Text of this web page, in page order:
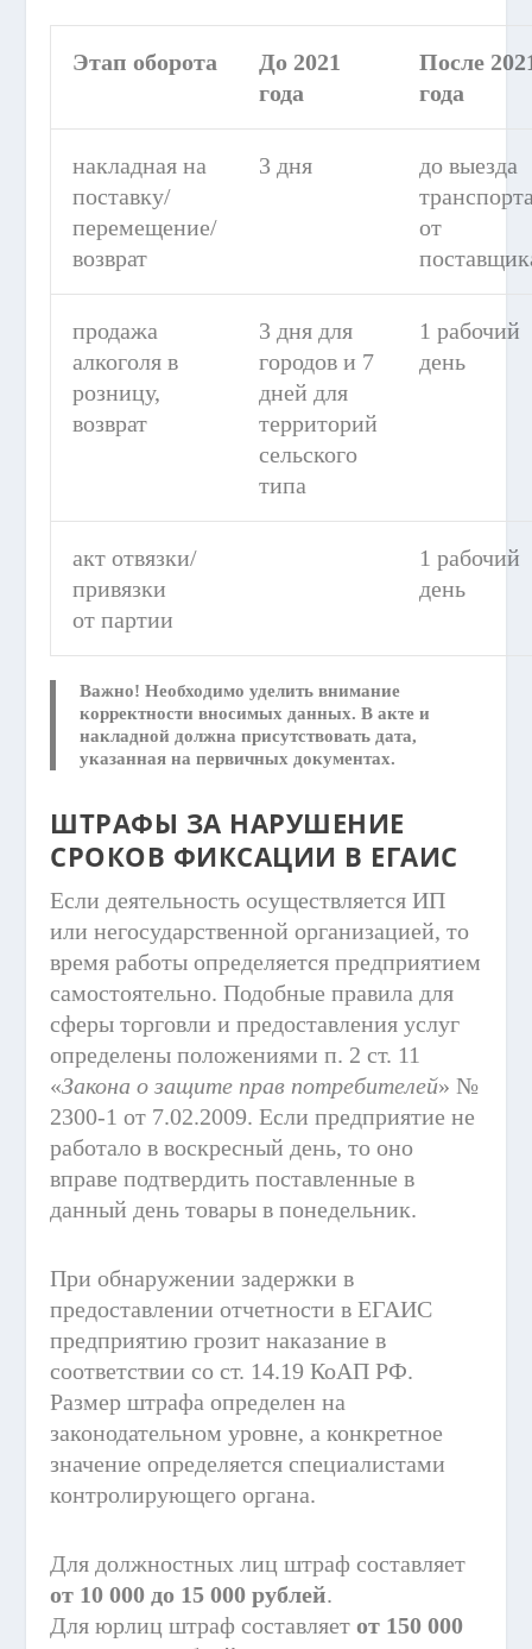
Этап оборота
До 2021
года
После
года
накладная на
поставку/
перемещение/
возврат
3 дня
до выезда
от
продажа
алкоголя в
розницу,
возврат
3 дня для
городов и 7
дней для
территорий
сельского
типа
1 рабочий
день
акт отвязки/
привязки
от партии
1 рабочий
день
Важно! Необходимо уделить внимание
корректности вносимых данных. В акте и
накладной должна присутствовать дата,
указанная на первичных документах.
ШТРАФЫ ЗА НАРУШЕНИЕ
СРОКОВ ФИКСАЦИИ В ЕГАИС
Если деятельность осуществляется ИП
или негосударственной организацией, то
время работы определяется предприятием
самостоятельно. Подобные правила для
сферы торговли и предоставления услуг
определены положениями п. 2 ст. 11
«Закона о защите прав потребителей» №
2300-1 от 7.02.2009. Если предприятие не
работало в воскресный день, то оно
вправе подтвердить поставленные в
данный день товары в понедельник.
При обнаружении задержки в
предоставлении отчетности в ЕГАИС
предприятию грозит наказание в
соответствии со ст. 14.19 КоАП РФ.
Размер штрафа определен на
законодательном уровне, а конкретное
значение определяется специалистами
контролирующего органа.
Для должностных лиц штраф составляет
от 10 000 до 15 000 рублей.
Для юрлиц штраф составляетот 150 000